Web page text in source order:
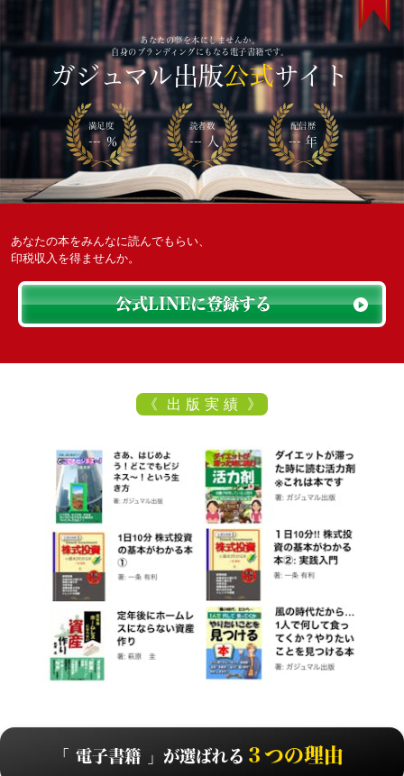
あなたの夢を本にしませんか。
自身のブランディングにもなる電子書籍です。
ガジュマル出版公式サイト
満足度
--- ％
読者数
--- 人
配信歴
--- 年
あなたの本をみんなに読んでもらい、
印税収入を得ませんか。
公式LINEに登録する
《 出 版 実 績 》
「 電子書籍 」が選ばれる ３つの理由